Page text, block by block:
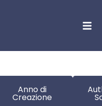
Anno di
Creazione